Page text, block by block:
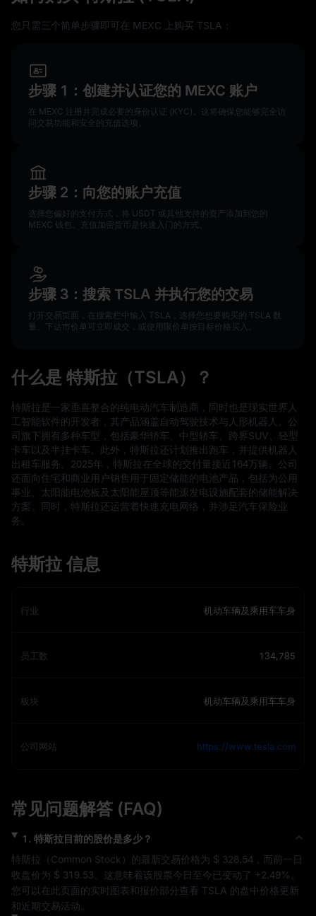
您只需三个简单步骤即可在 MEXC 上购买 TSLA：
步骤 1：创建并认证您的 MEXC 账户
在 MEXC 注册并完成必要的身份认证 (KYC)。这将确保您能够完全访
问交易功能和安全的充值选项。
步骤 2：向您的账户充值
选择您偏好的支付方式，将 USDT 或其他支持的资产添加到您的
MEXC 钱包。充值加密货币是快速入门的方式。
步骤 3：搜索 TSLA 并执行您的交易
打开交易页面，在搜索栏中输入 TSLA，选择您想要购买的 TSLA 数
量。下达市价单可立即成交，或使用限价单按目标价格买入。
什么是 特斯拉（TSLA）？
特斯拉是一家垂直整合的纯电动汽车制造商，同时也是现实世界人
工智能软件的开发者，其产品涵盖自动驾驶技术与人形机器人。公
司旗下拥有多种车型，包括豪华轿车、中型轿车、跨界SUV、轻型
卡车以及半挂卡车。此外，特斯拉还计划推出跑车，并提供机器人
出租车服务。2025年，特斯拉在全球的交付量接近164万辆。公司
还面向住宅和商业用户销售用于固定储能的电池产品，包括为公用
事业、太阳能电池板及太阳能屋顶等能源发电设施配套的储能解决
方案。同时，特斯拉还运营着快速充电网络，并涉足汽车保险业
务。
特斯拉 信息
行业 机动车辆及乘用车车身
员工数 134,785
板块 机动车辆及乘用车车身
公司网站 https://www.tesla.com
常见问题解答 (FAQ)
1 . 特斯拉目前的股价是多少？
特斯拉
（ Common Stock ）的最新交易价格为 $ 328.54 ，而前一日
收盘价为 $ 319.53 。这意味着该股票今日至今已变动了 +2.49%
您可以在此页面的实时图表和报价部分查看 TSLA 的盘中价格更新
和近期交易活动。